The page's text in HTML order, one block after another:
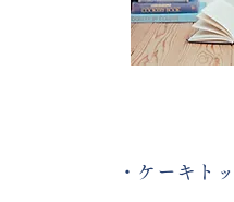
・ケーキト